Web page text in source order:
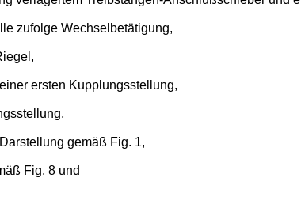
zufolge Wechselbetätigung,
ersten Kupplungsstellung,
gemäß Fig. 1,
Fig. 8 und